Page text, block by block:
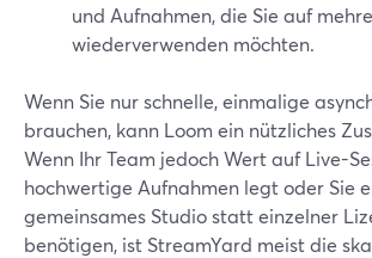
und Aufnahmen, die Sie auf
wiederverwenden möchten.
Wenn Sie nur schnelle, einmalige
brauchen, kann Loom ein nützliches
Wenn Ihr Team jedoch Wert auf Live-
hochwertige Aufnahmen legt oder Sie
gemeinsames Studio statt einzelner
benötigen, ist StreamYard meist die